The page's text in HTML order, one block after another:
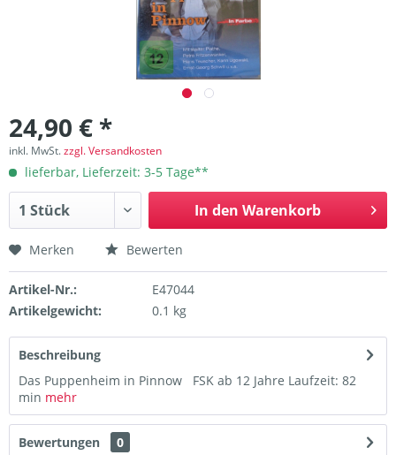
24,90 € *
inkl. MwSt.zzgl. Versandkosten
lieferbar, Lieferzeit: 3-5 Tage**
In den Warenkorb
Merken Bewerten
Artikel-Nr.:
E47044
Artikelgewicht:
0.1 kg
Beschreibung
Das Puppenheim in Pinnow FSK ab 12 Jahre Laufzeit: 82
min mehr
Bewertungen
0